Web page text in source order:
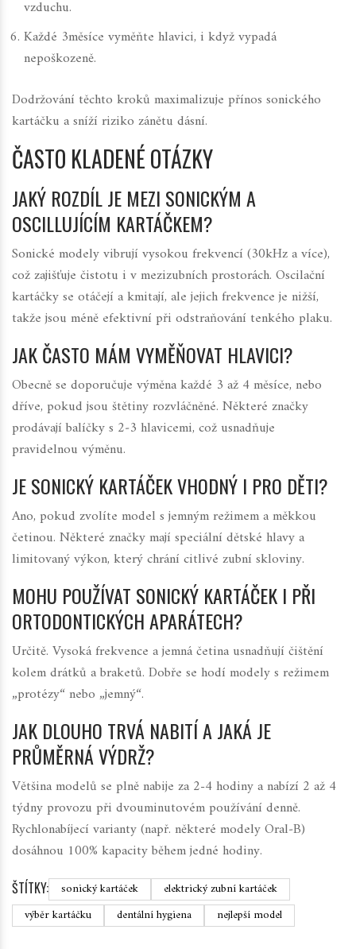
vzduchu.
Každé 3měsíce vyměňte hlavici, i když vypadá
nepoškozeně.
Dodržování těchto kroků maximalizuje přínos sonického
kartáčku a sníží riziko zánětu dásní.
ČASTO KLADENÉ OTÁZKY
JAKÝ ROZDÍL JE MEZI SONICKÝM A
OSCILLUJÍCÍM KARTÁČKEM?
Sonické modely vibrují vysokou frekvencí (30kHz a více),
což zajišťuje čistotu i v mezizubních prostorách. Oscilační
kartáčky se otáčejí a kmitají, ale jejich frekvence je nižší,
takže jsou méně efektivní při odstraňování tenkého plaku.
JAK ČASTO MÁM VYMĚŇOVAT HLAVICI?
Obecně se doporučuje výměna každé 3 až 4 měsíce, nebo
dříve, pokud jsou štětiny rozvláčněné. Některé značky
prodávají balíčky s 2‑3 hlavicemi, což usnadňuje
pravidelnou výměnu.
JE SONICKÝ KARTÁČEK VHODNÝ I PRO DĚTI?
Ano, pokud zvolíte model s jemným režimem a měkkou
četinou. Některé značky mají speciální dětské hlavy a
limitovaný výkon, který chrání citlivé zubní skloviny.
MOHU POUŽÍVAT SONICKÝ KARTÁČEK I PŘI
ORTODONTICKÝCH APARÁTECH?
Určitě. Vysoká frekvence a jemná četina usnadňují čištění
kolem drátků a braketů. Dobře se hodí modely s režimem
„protézy“ nebo „jemný“.
JAK DLOUHO TRVÁ NABITÍ A JAKÁ JE
PRŮMĚRNÁ VÝDRŽ?
Většina modelů se plně nabije za 2-4 hodiny a nabízí 2 až 4
týdny provozu při dvouminutovém používání denně.
Rychlonabíjecí varianty (např. některé modely Oral‑B)
dosáhnou 100% kapacity během jedné hodiny.
ŠTÍTKY: sonický kartáček
elektrický zubní kartáček
výběr kartáčku
dentální hygiena nejlepší model